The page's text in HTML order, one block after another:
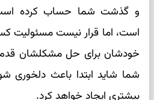
و گذشت شما حساب کرده
است، اما قرار نیست مسئولیت
خودشان برای حل مشکلشان
شما شاید ابتدا باعث دلخوری
بیشتری ایجاد خواهد کرد.